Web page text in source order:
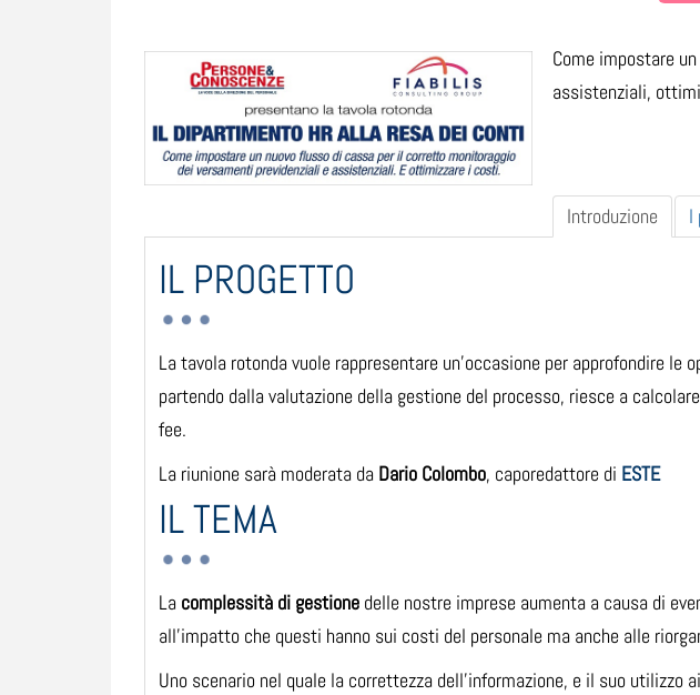
Come impostare
assistenziali,
Introduzione I
IL PROGETTO
La tavola rotonda vuole rappresentare un’occasione per approfondire
partendo dalla valutazione della gestione del processo, riesce a
fee.
La riunione sarà moderata da Dario Colombo, caporedattore di ESTE
IL TEMA
La complessità di gestione delle nostre imprese aumenta a causa di
all’impatto che questi hanno sui costi del personale ma anche alle
Uno scenario nel quale la correttezza dell’informazione, e il suo